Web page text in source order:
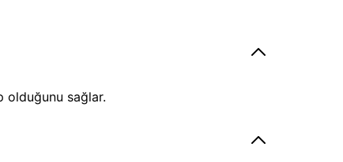
olduğunu sağlar.